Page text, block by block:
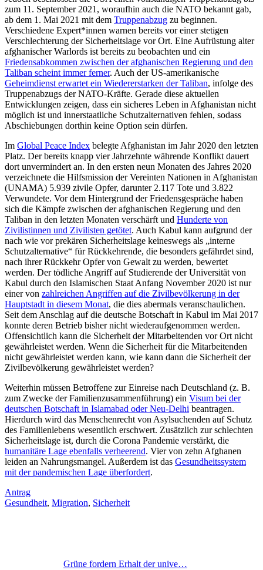
zum 11. September 2021, woraufhin auch die NATO bekannt gab,
ab dem 1. Mai 2021 mit dem Truppenabzug zu beginnen.
Verschiedene Expert*innen warnen bereits vor einer stetigen
Verschlechterung der Sicherheitslage vor Ort. Eine Aufrüstung alter
afghanischer Warlords ist bereits zu beobachten und ein
Friedensabkommen zwischen der afghanischen Regierung und den
Taliban scheint immer ferner. Auch der US-amerikanische
Geheimdienst erwartet ein Wiedererstarken der Taliban, infolge des
Truppenabzugs der NATO-Kräfte. Gerade diese aktuellen
Entwicklungen zeigen, dass ein sicheres Leben in Afghanistan nicht
möglich ist und innerstaatliche Schutzalternativen fehlen, sodass
Abschiebungen dorthin keine Option sein dürfen.
Im Global Peace Index belegte Afghanistan im Jahr 2020 den letzten
Platz. Der bereits knapp vier Jahrzehnte währende Konflikt dauert
dort unvermindert an. In den ersten neun Monaten des Jahres 2020
verzeichnete die Hilfsmission der Vereinten Nationen in Afghanistan
(UNAMA) 5.939 zivile Opfer, darunter 2.117 Tote und 3.822
Verwundete. Vor dem Hintergrund der Friedensgespräche haben
sich die Kämpfe zwischen der afghanischen Regierung und den
Taliban in den letzten Monaten verschärft und Hunderte von
Zivilistinnen und Zivilisten getötet. Auch Kabul kann aufgrund der
nach wie vor prekären Sicherheitslage keineswegs als „interne
Schutzalternative“ für Rückkehrende, die besonders gefährdet sind,
nach ihrer Rückkehr Opfer von Gewalt zu werden, bewertet
werden. Der tödliche Angriff auf Studierende der Universität von
Kabul durch den Islamischen Staat Anfang November 2020 ist nur
einer von zahlreichen Angriffen auf die Zivilbevölkerung in der
Hauptstadt in diesem Monat, die dies abermals veranschaulichen.
Seit dem Anschlag auf die deutsche Botschaft in Kabul im Mai 2017
konnte deren Betrieb bisher nicht wiederaufgenommen werden.
Offensichtlich kann die Sicherheit der Mitarbeitenden vor Ort nicht
gewährleistet werden. Wenn die Sicherheit für die Mitarbeitenden
nicht gewährleistet werden kann, wie kann dann die Sicherheit der
Zivilbevölkerung gewährleistet werden?
Weiterhin müssen Betroffene zur Einreise nach Deutschland (z. B.
zum Zwecke der Familienzusammenführung) ein Visum bei der
deutschen Botschaft in Islamabad oder Neu-Delhi beantragen.
Hierdurch wird das Menschenrecht von Asylsuchenden auf Schutz
des Familienlebens wesentlich erschwert. Zusätzlich zur schlechten
Sicherheitslage ist, durch die Corona Pandemie verstärkt, die
humanitäre Lage ebenfalls verheerend. Vier von zehn Afghanen
leiden an Nahrungsmangel. Außerdem ist das Gesundheitssystem
mit der pandemischen Lage überfordert.
Antrag
Gesundheit, Migration, Sicherheit
Grüne fordern Erhalt der unive…